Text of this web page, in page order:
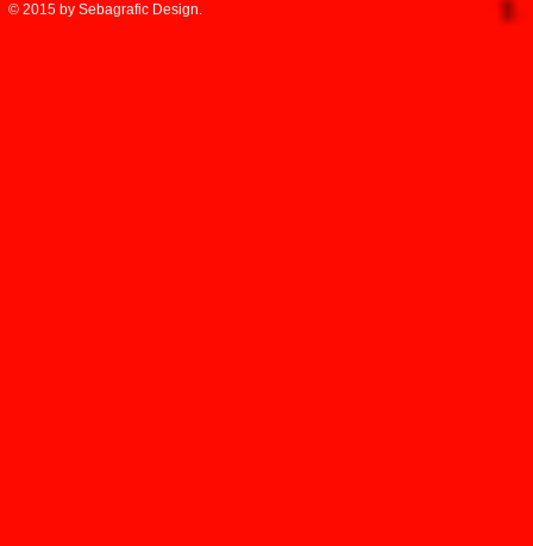
© 2015 by Sebagrafic Design.